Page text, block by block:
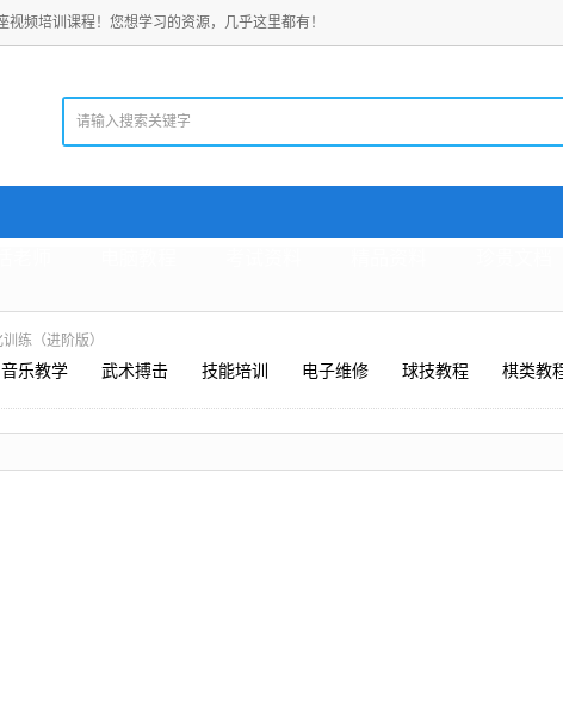
频培训课程！您想学习的资源，几乎这里都有！
练（进阶版）
音乐教学 武术搏击 技能培训 电子维修 球技教程 棋类教